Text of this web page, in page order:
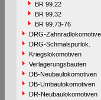
BR 99.22
BR 99.32
BR 99.73-76
DRG-
DRG-Schmalspurlok.
Kriegslokomotiven
Verlagerungsbauten
DB-Neubaulokomotiven
DB-Umbaulokomotiven
DR-Neubaulokomotiven